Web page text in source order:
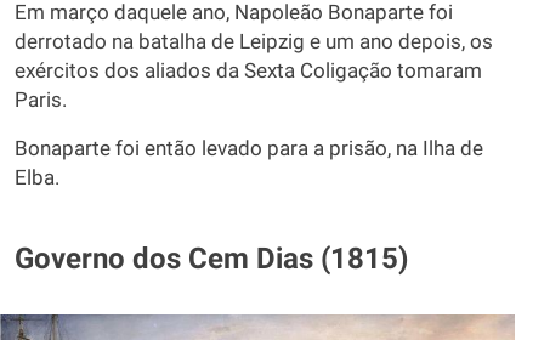
Em março daquele ano, Napoleão Bonaparte foi
derrotado na batalha de Leipzig e um ano depois, os
exércitos dos aliados da Sexta Coligação tomaram
Paris.
Bonaparte foi então levado para a prisão, na Ilha de
Elba.
Governo dos Cem Dias (1815)